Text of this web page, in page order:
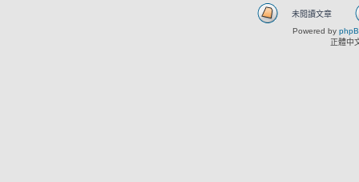
未閱讀文章
Powered by
正體中